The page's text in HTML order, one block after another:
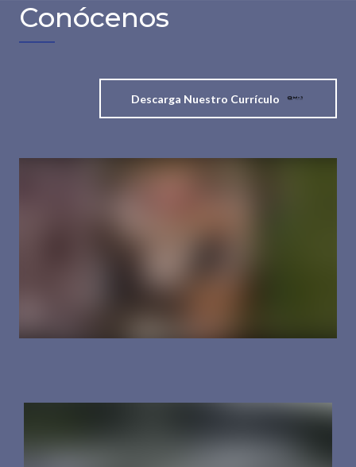
Conócenos
Descarga Nuestro Currículo